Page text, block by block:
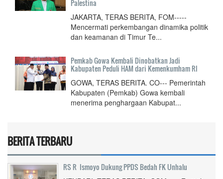
Palestina
JAKARTA, TERAS BERITA, FOM-----
Mencermati perkembangan dinamika politik
dan keamanan di Timur Te...
Pemkab Gowa Kembali Dinobatkan Jadi
Kabupaten Peduli HAM dari Kemenkumham RI
GOWA, TERAS BERITA. CO--- Pemerintah
Kabupaten (Pemkab) Gowa kembali
menerima penghargaan Kabupat...
BERITA TERBARU
RS R Ismoyo Dukung PPDS Bedah FK Unhalu